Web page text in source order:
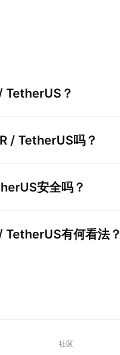
TetherUS ？
/ TetherUS吗？
安全吗？
TetherUS有何看法？
社区